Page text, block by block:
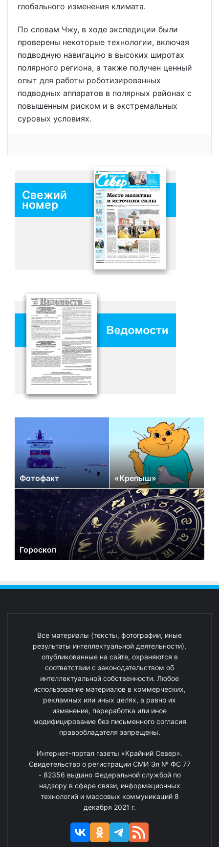
глобального изменения климата.
По словам Чжу, в ходе экспедиции были
проверены некоторые технологии, включая
подводную навигацию в высоких широтах
полярного региона, а также получен ценный
опыт для работы роботизированных
подводных аппаратов в полярных районах с
повышенным риском и в экстремальных
суровых условиях.
Свежий
номер
Фотофакт «Крепыш»
Гороскоп
Все материалы (тексты, фотографии, иные
результаты интеллектуальной деятельности),
опубликованные на сайте, охраняются в
соответствии с законодательством об
интеллектуальной собственности. Любое
использование материалов в коммерческих,
рекламных или иных целях, а равно их
изменение, переработка или иное
модифицирование без письменного согласия
правообладателя запрещены.
Интернет-портал газеты «Крайний Север».
Свидетельство о регистрации СМИ Эл № ФС 77
- 82356 выдано Федеральной службой по
надзору в сфере связи, информационных
технологий и массовых коммуникаций 8
декабря 2021 г.